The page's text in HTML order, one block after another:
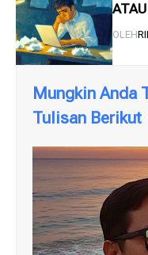
OLEH
Mungkin Anda
Tulisan Berikut